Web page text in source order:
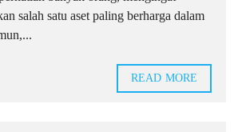
salah satu aset paling berharga dalam
READ MORE